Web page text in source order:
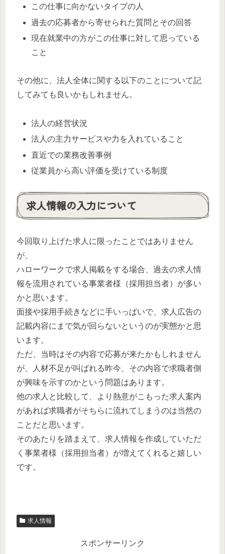
この仕事に向かないタイプの人
過去の応募者から寄せられた質問とその回答
現在就業中の方がこの仕事に対して思っている
こと
その他に、法人全体に関する以下のことについて記
してみても良いかもしれません。
法人の経営状況
法人の主力サービスや力を入れていること
直近での業務改善事例
従業員から高い評価を受けている制度
求人情報の入力について
今回取り上げた求人に限ったことではありません
が、
ハローワークで求人掲載をする場合、過去の求人情
報を流用されている事業者様（採用担当者）が多い
かと思います。
面接や採用手続きなどに手いっぱいで、求人広告の
記載内容にまで気が回らないというのが実態かと思
います。
ただ、当時はその内容で応募が来たかもしれません
が、人材不足が叫ばれる昨今、その内容で求職者側
が興味を示すのかという問題はあります。
他の求人と比較して、より熱意がこもった求人案内
があれば求職者がそちらに流れてしまうのは当然の
ことだと思います。
そのあたりを踏まえて、求人情報を作成していただ
く事業者様（採用担当者）が増えてくれると嬉しい
です。
求人情報
スポンサーリンク